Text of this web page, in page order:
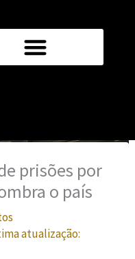
prisões por
o país
atualização: